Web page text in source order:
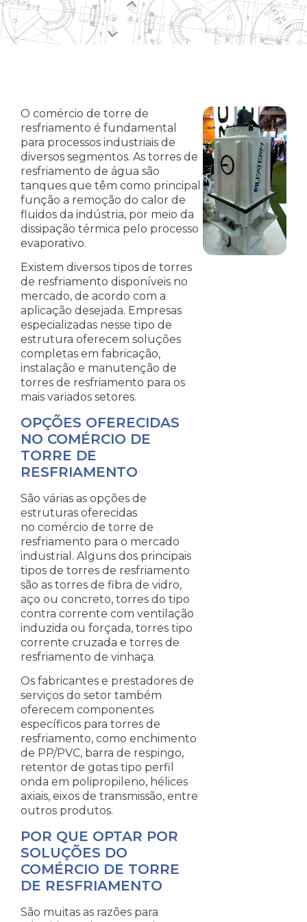
O comércio de torre de
resfriamento é fundamental
para processos industriais de
diversos segmentos. As torres de
resfriamento de água são
tanques que têm como principal
função a remoção do calor de
fluidos da indústria, por meio da
dissipação térmica pelo processo
evaporativo.
Existem diversos tipos de torres
de resfriamento disponíveis no
mercado, de acordo com a
aplicação desejada. Empresas
especializadas nesse tipo de
estrutura oferecem soluções
completas em fabricação,
instalação e manutenção de
torres de resfriamento para os
mais variados setores.
OPÇÕES OFERECIDAS
NO COMÉRCIO DE
TORRE DE
RESFRIAMENTO
São várias as opções de
estruturas oferecidas
no comércio de torre de
resfriamento para o mercado
industrial. Alguns dos principais
tipos de torres de resfriamento
são as torres de fibra de vidro,
aço ou concreto, torres do tipo
contra corrente com ventilação
induzida ou forçada, torres tipo
corrente cruzada e torres de
resfriamento de vinhaça.
Os fabricantes e prestadores de
serviços do setor também
oferecem componentes
específicos para torres de
resfriamento, como enchimento
de PP/PVC, barra de respingo,
retentor de gotas tipo perfil
onda em polipropileno, hélices
axiais, eixos de transmissão, entre
outros produtos.
POR QUE OPTAR POR
SOLUÇÕES DO
COMÉRCIO DE TORRE
DE RESFRIAMENTO
São muitas as razões para